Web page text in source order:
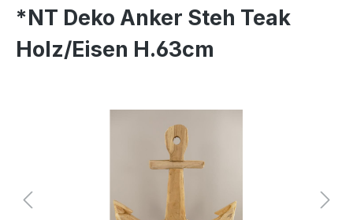
*NT Deko Anker Steh Teak
Holz/Eisen H.63cm